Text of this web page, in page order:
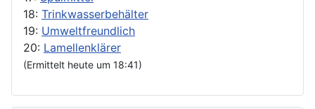
18: Trinkwasserbehälter
19: Umweltfreundlich
20: Lamellenklärer
(Ermittelt heute um 18:41)